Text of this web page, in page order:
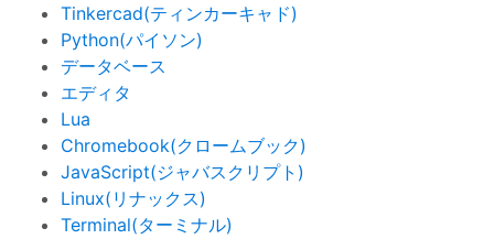
Tinkercad(ティンカーキャド)
Python(パイソン)
データベース
エディタ
Lua
Chromebook(クロームブック)
JavaScript(ジャバスクリプト)
Linux(リナックス)
Terminal(ターミナル)